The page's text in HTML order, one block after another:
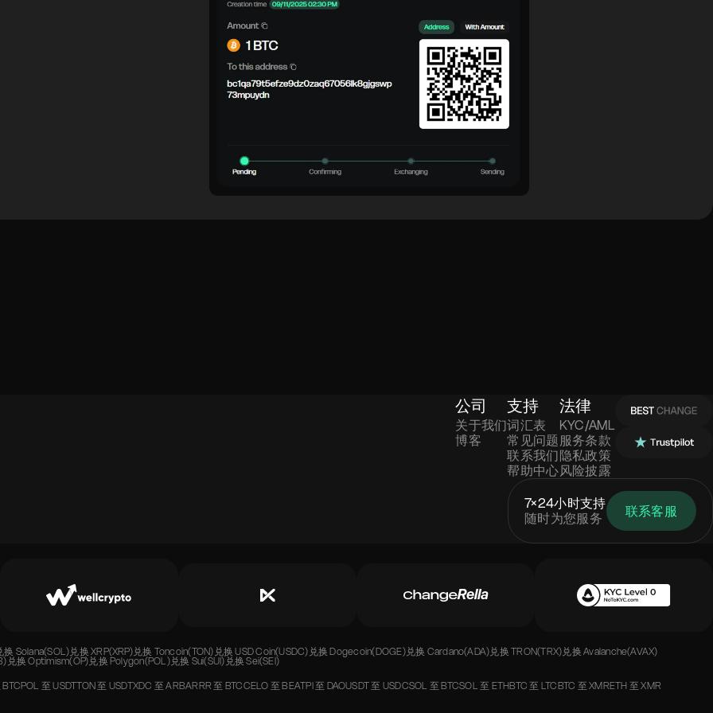
公司
关于我们
博客
支持
词汇表
常见问题
联系我们
帮助中心
法律
KYC/AML
服务条款
隐私政策
风险披露
7×24小时支持
随时为您服务
联系客服
换 Solana(SOL) 兑换 XRP(XRP)兑换 Toncoin(TON) 兑换 USD Coin(USDC) 兑换 Dogecoin(DOGE)兑换 Cardano(ADA) 兑换 TRON(TRX) 兑换 Avalanche(AVAX)
兑换 Optimism(OP) 兑换 Polygon(POL)兑换 Sui(SUI) 兑换 Sei(SEI)
BTCPOL 至 USDTTON至 USDTXDC 至 ARBARRR 至 BTCCELO 至 BEATPI至 DAOUSDT至 USDCSOL 至 BTCSOL 至 ETHBTC 至 LTCBTC 至 XMRETH 至 XMR